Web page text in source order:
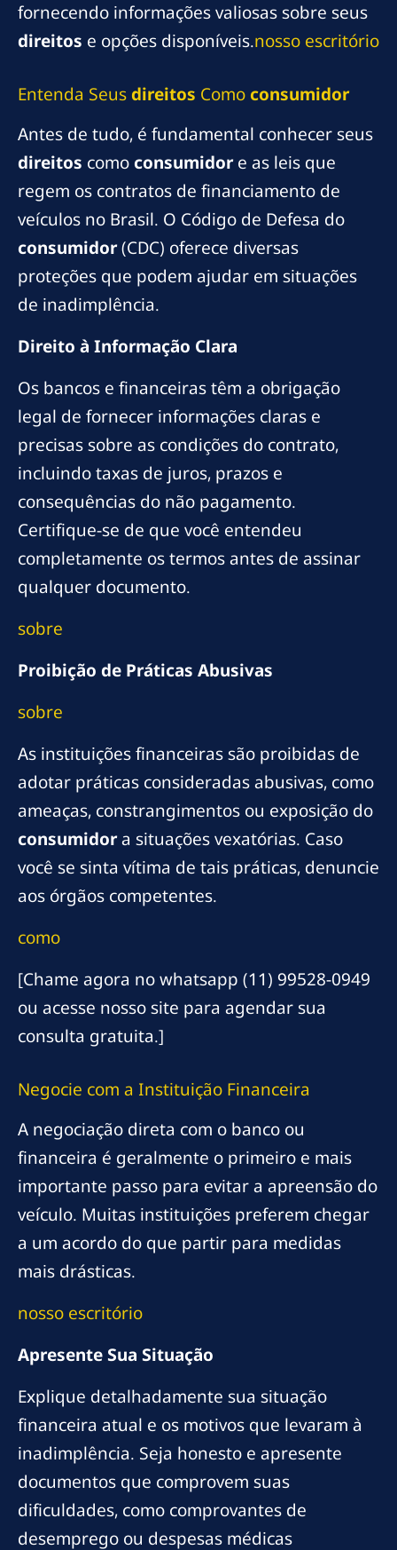
fornecendo informações valiosas sobre seus
direitos e opções disponíveis.nosso escritório
Entenda Seusdireitos Como consumidor
Antes de tudo, é fundamental conhecer seus
direitos como consumidore as leis que
regem os contratos de financiamento de
veículos no Brasil. O Código de Defesa do
consumidor(CDC) oferece diversas
proteções que podem ajudar em situações
de inadimplência.
Direito à Informação Clara
Os bancos e financeiras têm a obrigação
legal de fornecer informações claras e
precisas sobre as condições do contrato,
incluindo taxas de juros, prazos e
consequências do não pagamento.
Certifique-se de que você entendeu
completamente os termos antes de assinar
qualquer documento.
sobre
Proibição de Práticas Abusivas
sobre
As instituições financeiras são proibidas de
adotar práticas consideradas abusivas, como
ameaças, constrangimentos ou exposição do
consumidora situações vexatórias. Caso
você se sinta vítima de tais práticas, denuncie
aos órgãos competentes.
como
[Chame agora no whatsapp (11) 99528-0949
ou acesse nosso site para agendar sua
consulta gratuita.]
Negocie com a Instituição Financeira
A negociação direta com o banco ou
financeira é geralmente o primeiro e mais
importante passo para evitar a apreensão do
veículo. Muitas instituições preferem chegar
a um acordo do que partir para medidas
mais drásticas.
nosso escritório
Apresente Sua Situação
Explique detalhadamente sua situação
financeira atual e os motivos que levaram à
inadimplência. Seja honesto e apresente
documentos que comprovem suas
dificuldades, como comprovantes de
desemprego ou despesas médicas